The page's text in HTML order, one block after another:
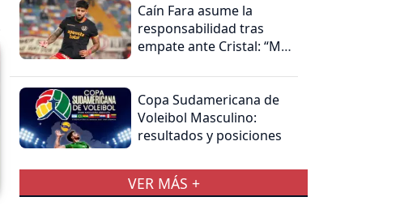
Caín Fara asume la
responsabilidad tras
empate ante Cristal: “Me
Copa Sudamericana de
Voleibol Masculino:
resultados y posiciones
VER MÁS +